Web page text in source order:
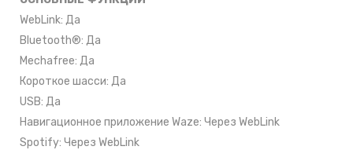
WebLink: Да
Bluetooth®: Да
Mechafree: Да
Короткое шасси: Да
USB: Да
Навигационное приложение Waze: Через WebLink
Spotify: Через WebLink